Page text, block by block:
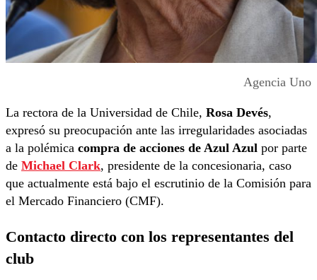
Agencia Uno
La rectora de la Universidad de Chile, Rosa Devés,
expresó su preocupación ante las irregularidades asociadas
a la polémica compra de acciones de Azul Azul por parte
de Michael Clark, presidente de la concesionaria, caso
que actualmente está bajo el escrutinio de la Comisión para
el Mercado Financiero (CMF).
Contacto directo con los representantes del
club